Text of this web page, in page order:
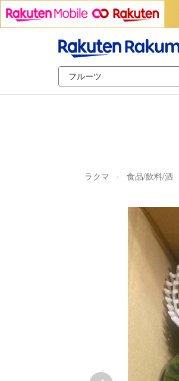
ラクマ 食品/飲料/酒